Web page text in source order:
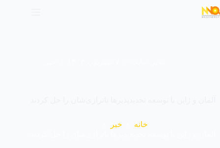
خانه
خبر